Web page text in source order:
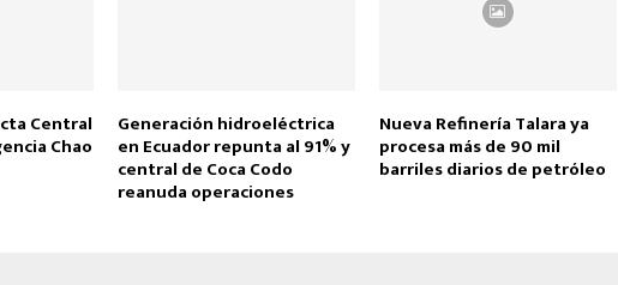
Central
Chao
Generación hidroeléctrica
en Ecuador repunta al 91% y
central de Coca Codo
reanuda operaciones
Nueva Refinería Talara ya
procesa más de 90 mil
barriles diarios de petróleo